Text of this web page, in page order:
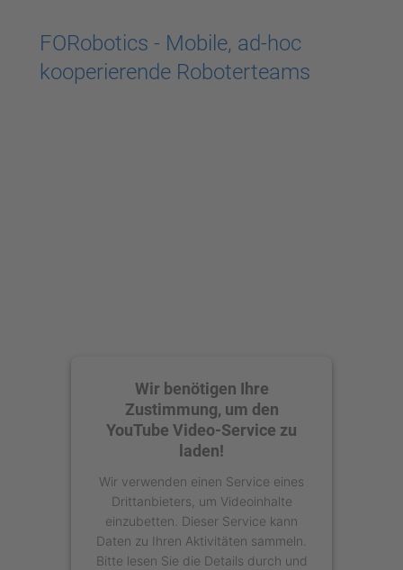
Akzeptieren
FORobotics - Mobile, ad-hoc
kooperierende Roboterteams
Wir benötigen Ihre
Zustimmung, um den
YouTube Video-Service zu
laden!
Wir verwenden einen Service eines
Drittanbieters, um Videoinhalte
einzubetten. Dieser Service kann
Daten zu Ihren Aktivitäten sammeln.
Bitte lesen Sie die Details durch und